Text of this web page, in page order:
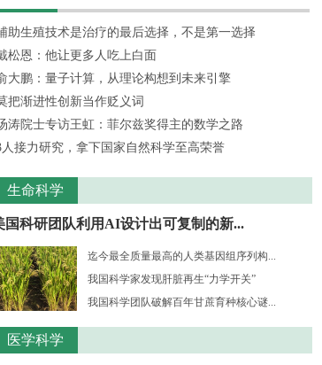
助生殖技术是治疗的最后选择，不是第一选择
松恩：他让更多人吃上白面
大鹏：量子计算，从理论构想到未来引擎
把渐进性创新当作贬义词
涛院士专访王虹：菲尔兹奖得主的数学之路
人接力研究，拿下国家自然科学至高荣誉
生命科学
国科研团队利用AI设计出可复制的新...
迄今最全质量最高的人类基因组序列构...
我国科学家发现肝脏再生“力学开关”
我国科学团队破解百年甘蔗育种核心谜...
医学科学